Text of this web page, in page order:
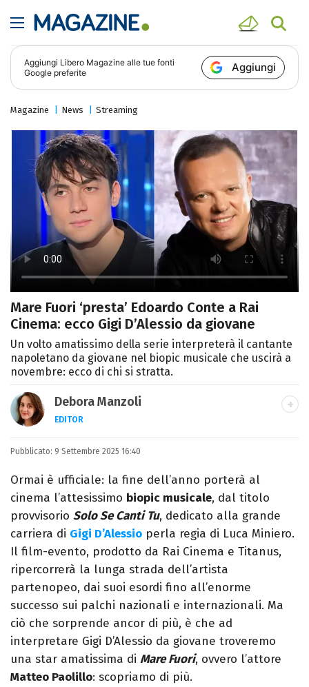
Aggiungi Libero Magazine alle tue fonti
Google preferite
Aggiungi
Magazine News Streaming
Mare Fuori ‘presta’ Edoardo Conte a Rai
Cinema: ecco Gigi D’Alessio da giovane
Un volto amatissimo della serie interpreterà il cantante
napoletano da giovane nel biopic musicale che uscirà a
novembre: ecco di chi si stratta.
Debora Manzoli
EDITOR
LINKEDIN
INSTAGRAM FACEBOOK SITO
Scrittrice, copywriter, editor e pubblicista
mantovana, laureata in Lettere, Cinema e
Tv. Ha due libri all’attivo e ama la scrittura
alla follia.
Pubblicato: 9 Settembre 2025 16:40
Ormai è ufficiale: la fine dell’anno porterà al
cinema l’attesissimo biopic musicale, dal titolo
provvisorio Solo Se Canti Tu, dedicato alla grande
carriera di Gigi D’Alessio perla regia di Luca Miniero.
Il film-evento, prodotto da Rai Cinema e Titanus,
ripercorrerà la lunga strada dell’artista
partenopeo, dai suoi esordi fino all’enorme
successo sui palchi nazionali e internazionali. Ma
ciò che sorprende ancor di più, è che ad
interpretare Gigi D’Alessio da giovane troveremo
una star amatissima di Mare Fuori, ovvero l’attore
Matteo Paolillo: scopriamo di più.